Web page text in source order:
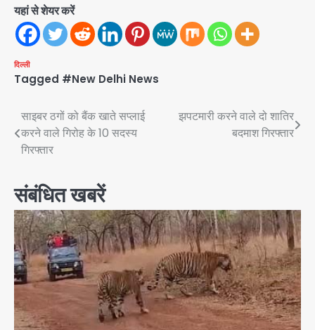
यहां से शेयर करें
दिल्ली
Tagged #New Delhi News
Post
navigation
साइबर ठगों को बैंक खाते सप्लाई
करने वाले गिरोह के 10 सदस्य
गिरफ्तार
झपटमारी करने वाले दो शातिर
बदमाश गिरफ्तार
संबंधित खबरें